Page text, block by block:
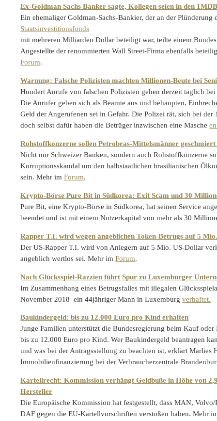
Ex-Goldman Sachs Banker sagte, Kollegen seien in den
Ein ehemaliger Goldman-Sachs-Bankier, der an der Plünderung
Staatsinvestitionsfonds
mit mehreren Milliarden Dollar beteiligt war, teilte einem
Angestellte der renommierten Wall Street-Firma ebenfalls
Forum.
Warnung: Falsche Polizisten machten Millionen-Beute bei
Hundert Anrufe von falschen Polizisten gehen derzeit täglich
Die Anrufer geben sich als Beamte aus und behaupten,
Geld der Angerufenen sei in Gefahr. Die Polizei rät, sich bei der
doch selbst dafür haben die Betrüger inzwischen eine Masche
Rohstoffkonzerne sollen Petrobras-Mittelsmänner geschmiert
Nicht nur Schweizer Banken, sondern auch Rohstoffkonzerne
Korruptionsskandal um den halbstaatlichen brasilianischen
sein. Mehr imForum.
Krypto-Börse Pure Bit in Südkorea: Exit Scam und 30
Pure Bit, eine Krypto-Börse in Südkorea, hat seinen Service
beendet und ist mit einem Nutzerkapital von mehr als 30
Rapper T.I. wird wegen angeblichen Token-Betrugs auf 5
Der US-Rapper T.I. wird von Anlegern auf 5 Mio. US-Dollar
angeblich wertlos sei. Mehr imForum.
Nach Glücksspiel-Razzien führt Spur zu Luxemburger
Im Zusammenhang eines Betrugsfalles mit illegalen
November 2018 ein 44jähriger Mann in Luxemburgverhaftet.
Baukindergeld: bis zu 12.000 Euro pro Kind erhalten
Junge Familien unterstützt die Bundesregierung beim Kauf
bis zu 12.000 Euro pro Kind. Wer Baukindergeld beantragen
und was bei der Antragsstellung zu beachten ist, erklärt Marlies
Immobilienfinanzierung bei der Verbraucherzentrale
Kartellrecht: Kommission verhängt Geldbuße in Höhe von
Hersteller
Die Europäische Kommission hat festgestellt, dass MAN,
DAF gegen die EU-Kartellvorschriften verstoßen haben. Mehr